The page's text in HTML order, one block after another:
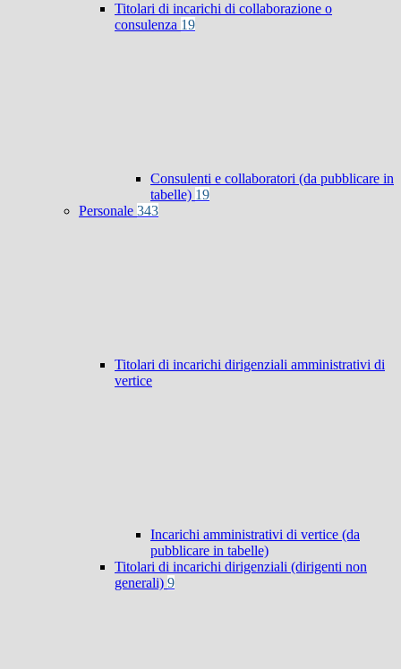
Titolari di incarichi di collaborazione o
consulenza 19
Consulenti e collaboratori (da pubblicare in
tabelle) 19
Personale 343
Titolari di incarichi dirigenziali amministrativi di
vertice
Incarichi amministrativi di vertice (da
pubblicare in tabelle)
Titolari di incarichi dirigenziali (dirigenti non
generali) 9